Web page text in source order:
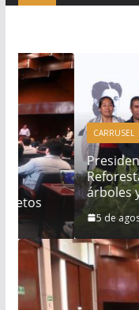
CARRUSEL DESTACADAS
Presidenta
Reforestación
árboles y plantas
5 de agosto de 2026